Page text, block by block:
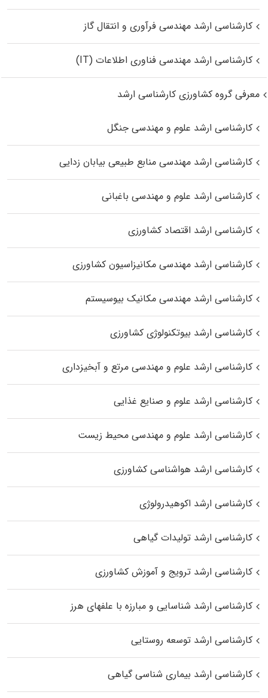
کارشناسی ارشد مهندسی فرآوری و انتقال گاز
کارشناسی ارشد مهندسی فناوری اطلاعات (IT)
معرفی گروه کشاورزی کارشناسی ارشد
کارشناسی ارشد علوم و مهندسی جنگل
کارشناسی ارشد مهندسی منابع طبیعی بیابان زدایی
کارشناسی ارشد علوم و مهندسی باغبانی
کارشناسی ارشد اقتصاد کشاورزی
کارشناسی ارشد مهندسی مکانیزاسیون کشاورزی
کارشناسی ارشد مهندسی مکانیک بیوسیستم
کارشناسی ارشد بیوتکنولوژی کشاورزی
کارشناسی ارشد علوم و مهندسی مرتع و آبخیزداری
کارشناسی ارشد علوم و صنایع غذایی
کارشناسی ارشد علوم و مهندسی محیط زیست
کارشناسی ارشد هواشناسی کشاورزی
کارشناسی ارشد اکوهیدرولوژی
کارشناسی ارشد تولیدات گیاهی
کارشناسی ارشد ترویج و آموزش کشاورزی
کارشناسی ارشد شناسایی و مبارزه با علفهای هرز
کارشناسی ارشد توسعه روستایی
کارشناسی ارشد بیماری‌ شناسی گیاهی